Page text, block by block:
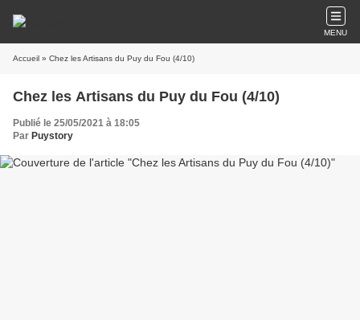
MENU
Accueil » Chez les Artisans du Puy du Fou (4/10)
Chez les Artisans du Puy du Fou (4/10)
Publié le 25/05/2021 à 18:05
Par Puystory